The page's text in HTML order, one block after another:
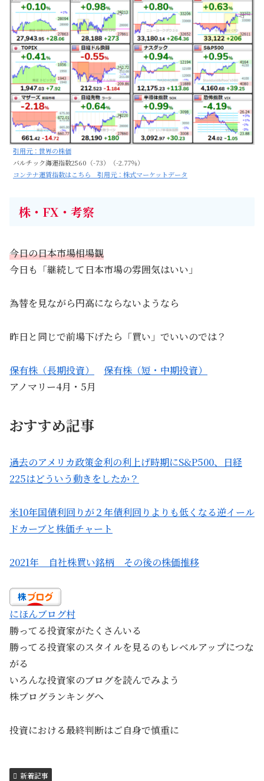
引用元：世界の株価
バルチック海運指数2560（-73）（-2.77％）
コンテナ運賃指数はこちら 引用元：株式マーケットデータ
株・FX・考察
今日の日本市場相場観
今日も「継続して日本市場の雰囲気はいい」
為替を見ながら円高にならないようなら
昨日と同じで前場下げたら「買い」でいいのでは？
保有株（長期投資）
保有株（短・中期投資）
アノマリー4月・5月
おすすめ記事
過去のアメリカ政策金利の利上げ時期にS&P500、日経
225はどういう動きをしたか？
米10年国債利回りが２年債利回りよりも低くなる逆イール
ドカーブと株価チャート
2021年 自社株買い銘柄 その後の株価推移
にほんブログ村
勝ってる投資家がたくさんいる
勝ってる投資家のスタイルを見るのもレベルアップにつな
がる
いろんな投資家のブログを読んでみよう
株ブログランキングへ
投資における最終判断はご自身で慎重に
新着記事